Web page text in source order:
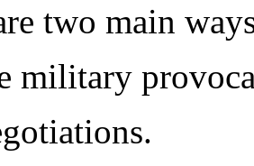
two main
military